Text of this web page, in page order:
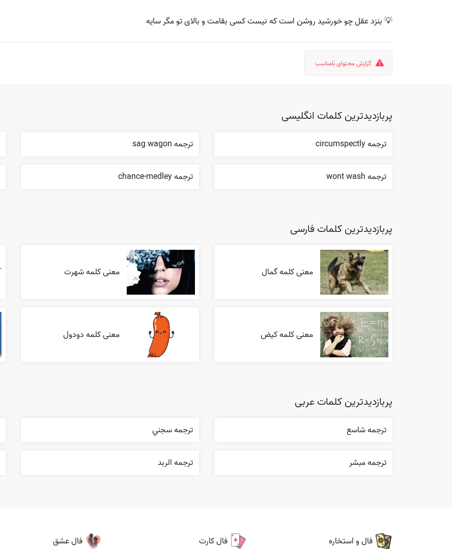
💡 بنزد عقل چو خورشید روشن است که نیست کسی بقامت و بالای تو مگر سایه
گزارش محتوای نامناسب
پربازدیدترین کلمات انگلیسی
ترجمه circumspectly ترجمه sag wagon
ترجمه wont wash ترجمه chance-medley
پربازدیدترین کلمات فارسی
معنی کلمه گمال معنی کلمه شهرت
معنی کلمه کیض معنی کلمه دودول
پربازدیدترین کلمات عربی
ترجمه شاسع ترجمه سجني
ترجمه مبشر ترجمه الربد
فال و استخاره فال کارت فال عشق